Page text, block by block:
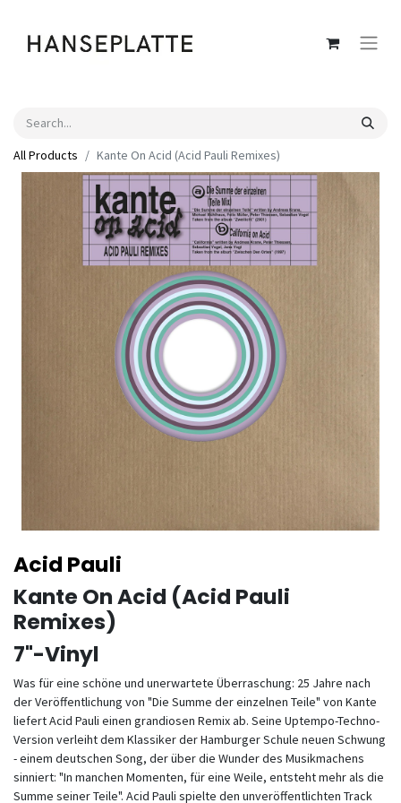
All Products Kante On Acid (Acid Pauli Remixes)
Acid Pauli
Kante On Acid (Acid Pauli
Remixes)
7"-Vinyl
Was für eine schöne und unerwartete Überraschung: 25 Jahre nach
der Veröffentlichung von "Die Summe der einzelnen Teile" von Kante
liefert Acid Pauli einen grandiosen Remix ab. Seine Uptempo-Techno-
Version verleiht dem Klassiker der Hamburger Schule neuen Schwung
- einem deutschen Song, der über die Wunder des Musikmachens
sinniert: "In manchen Momenten, für eine Weile, entsteht mehr als die
Summe seiner Teile". Acid Pauli spielte den unveröffentlichten Track